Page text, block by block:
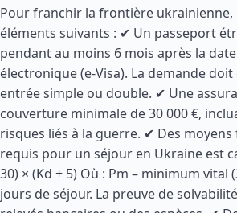
Pour franchir la frontière
éléments suivants : ✔ Un passeport
pendant au moins 6 mois après la
électronique (e-Visa). La demande
entrée simple ou double. ✔ Une
couverture minimale de 30 000 €,
risques liés à la guerre. ✔ Des
requis pour un séjour en Ukraine est
30) × (Kd + 5) Où : Pm – minimum vital
jours de séjour. La preuve de